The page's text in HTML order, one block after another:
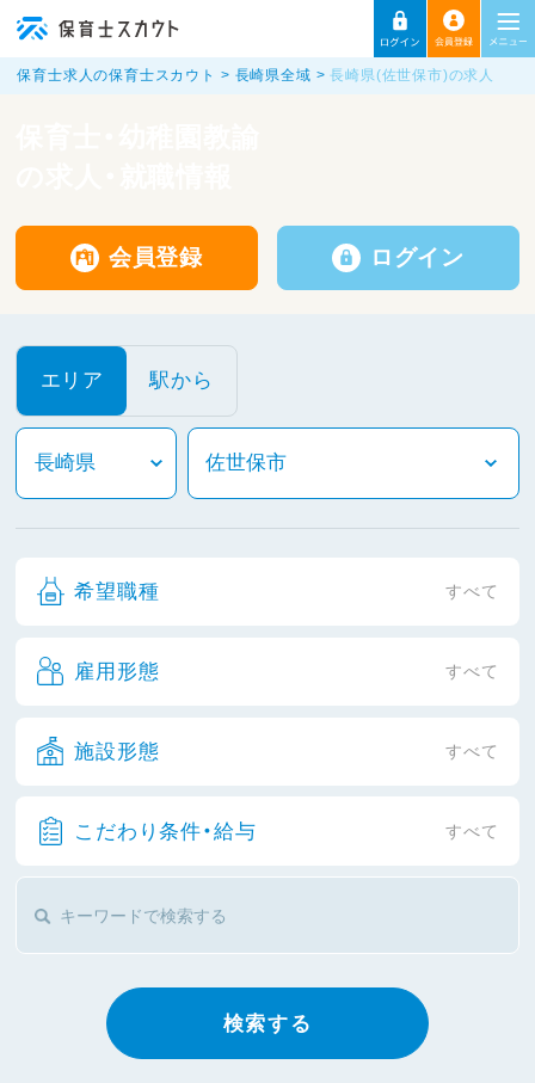
保育士求人の保育士スカウト 長崎県全域 長崎県(佐世保市)の求人
会員登録 ログイン
エリア 駅から
希望職種 すべて
雇用形態 すべて
施設形態 すべて
こだわり条件・給与 すべて
検索する